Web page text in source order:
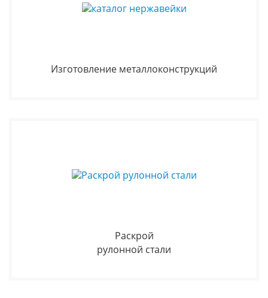
Изготовление металлоконструкций
Раскрой
рулонной стали